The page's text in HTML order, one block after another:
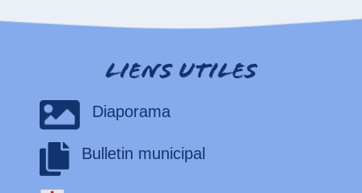
Liens utiles
Diaporama
Bulletin municipal